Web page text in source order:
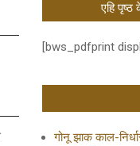
एहि
[bws_pdfprint
गोनू झाक काल-